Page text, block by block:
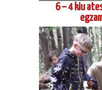
6 – 4 kiu